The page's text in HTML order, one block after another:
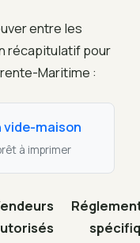
entre les
récapitulatif pour
Maritime :
maison
à imprimer